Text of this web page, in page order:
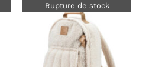
Rupture de stock
DÉTAILS